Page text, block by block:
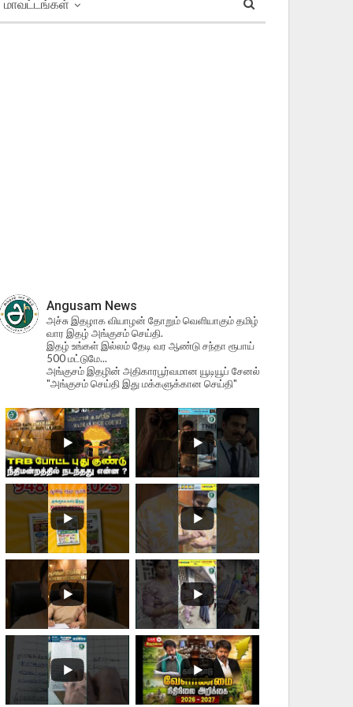
மாவட்டங்கள்
Angusam News
அச்சு இதழாக வியாழன் தோறும் வெளியாகும் தமிழ்
வார இதழ் அங்குசம் செய்தி.
இதழ் உங்கள் இல்லம் தேடி வர ஆண்டு சந்தா ரூபாய்
500 மட்டுமே...
அங்குசம் இதழின் அதிகாரபூர்வமான யூடியூப் சேனல்
"அங்குசம் செய்தி இது மக்களுக்கான செய்தி"